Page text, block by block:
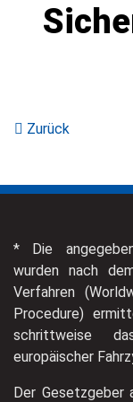
Zurück
* Die
wurden nach
Verfahren
Procedure)
schrittweise
europäischer
Der Gesetzgeber